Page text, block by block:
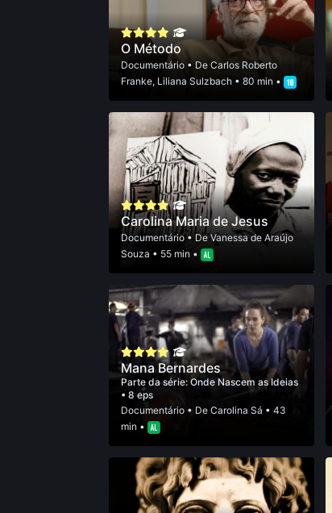
O Método
Documentário• De Carlos Roberto
Franke, Liliana Sulzbach• 80 min •
Carolina Maria de Jesus
Documentário• De Vanessa de Araújo
Souza • 55 min •
Mana Bernardes
Parte da série: Onde Nascem as Ideias
• 8 eps
Documentário• De Carolina Sá • 43
min •